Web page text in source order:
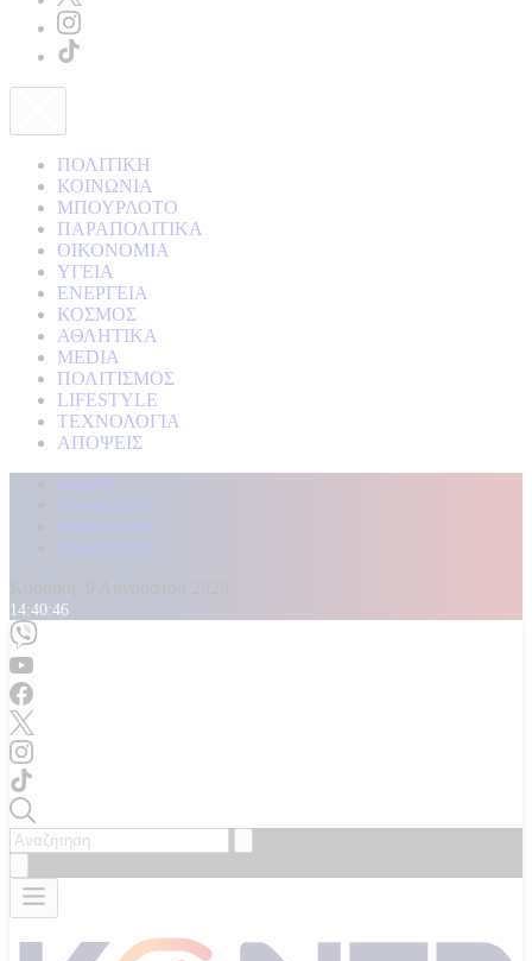
ΠΟΛΙΤΙΚΗ
ΚΟΙΝΩΝΙΑ
ΜΠΟΥΡΛΟΤΟ
ΠΑΡΑΠΟΛΙΤΙΚΑ
ΟΙΚΟΝΟΜΙΑ
ΥΓΕΙΑ
ΕΝΕΡΓΕΙΑ
ΚΟΣΜΟΣ
ΑΘΛΗΤΙΚΑ
MEDIA
ΠΟΛΙΤΙΣΜΟΣ
LIFESTYLE
ΤΕΧΝΟΛΟΓΙΑ
ΑΠΟΨΕΙΣ
Αρχική
Kontra Live
Καταγγελίες
Επικοινωνία
14:40:47